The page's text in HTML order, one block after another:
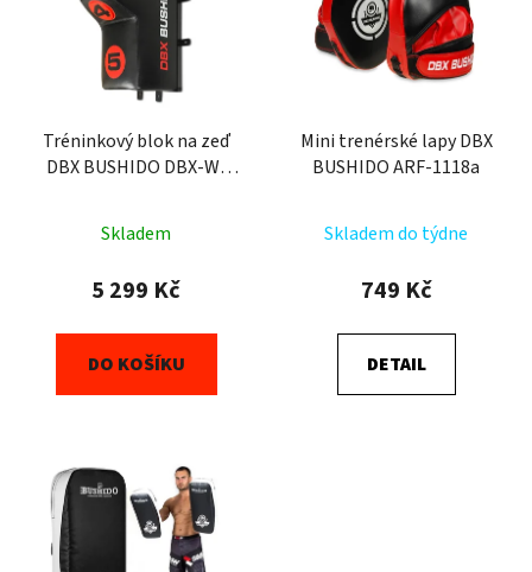
Tréninkový blok na zeď
DBX BUSHIDO DBX-W-
Skladem
5 299 Kč
DO KOŠÍKU
Mini trenérské lapy DBX
BUSHIDO ARF-1118a
Skladem do týdne
749 Kč
DETAIL